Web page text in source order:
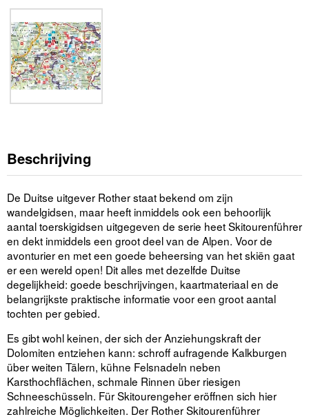
Beschrijving
De Duitse uitgever Rother staat bekend om zijn
wandelgidsen, maar heeft inmiddels ook een behoorlijk
aantal toerskigidsen uitgegeven de serie heet Skitourenführer
en dekt inmiddels een groot deel van de Alpen. Voor de
avonturier en met een goede beheersing van het skiën gaat
er een wereld open! Dit alles met dezelfde Duitse
degelijkheid: goede beschrijvingen, kaartmateriaal en de
belangrijkste praktische informatie voor een groot aantal
tochten per gebied.
Es gibt wohl keinen, der sich der Anziehungskraft der
Dolomiten entziehen kann: schroff aufragende Kalkburgen
über weiten Tälern, kühne Felsnadeln neben
Karsthochflächen, schmale Rinnen über riesigen
Schneeschüsseln. Für Skitourengeher eröffnen sich hier
zahlreiche Möglichkeiten. Der Rother Skitourenführer